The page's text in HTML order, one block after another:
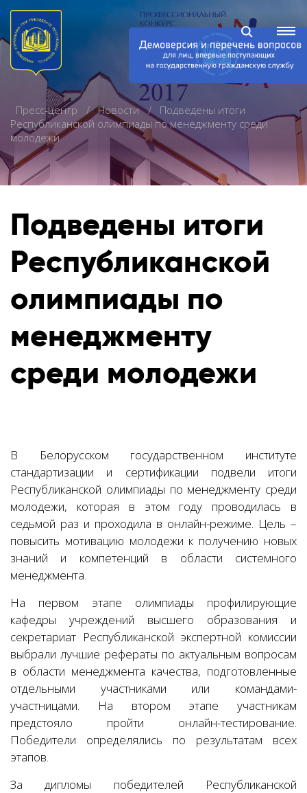
Пресс-центр Новости
Подведены итоги
Республиканской олимпиады по менеджменту среди
молодежи
Подведены итоги
Республиканской
олимпиады по
менеджменту
среди молодежи
В Белорусском государственном институте
стандартизации и сертификации подвели итоги
Республиканской олимпиады по менеджменту среди
молодежи, которая в этом году проводилась в
седьмой раз и проходила в онлайн-режиме. Цель –
повысить мотивацию молодежи к получению новых
знаний и компетенций в области системного
менеджмента.
На первом этапе олимпиады профилирующие
кафедры учреждений высшего образования и
секретариат Республиканской экспертной комиссии
выбрали лучшие рефераты по актуальным вопросам
в области менеджмента качества, подготовленные
отдельными участниками или командами-
участницами. На втором этапе участникам
предстояло пройти онлайн-тестирование.
Победители определялись по результатам всех
этапов.
За дипломы победителей Республиканской